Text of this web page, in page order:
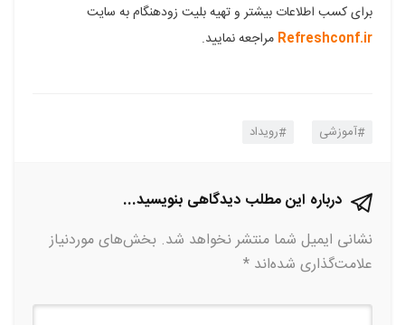
برای کسب اطلاعات بیشتر و تهیه بلیت زودهنگام به سایت
Refreshconf.ir مراجعه نمایید.
آموزشی رویداد
درباره این مطلب دیدگاهی بنویسید...
نشانی ایمیل شما منتشر نخواهد شد. بخش‌های موردنیاز
علامت‌گذاری شده‌اند *